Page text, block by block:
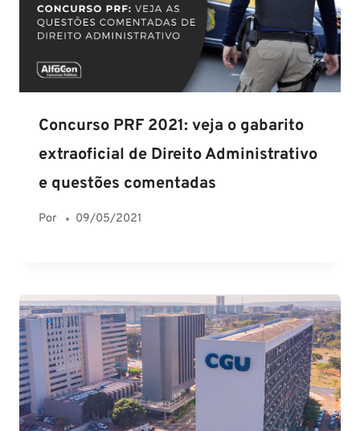
Concurso PRF 2021: veja o gabarito
extraoficial de Direito Administrativo
e questões comentadas
Por 09/05/2021